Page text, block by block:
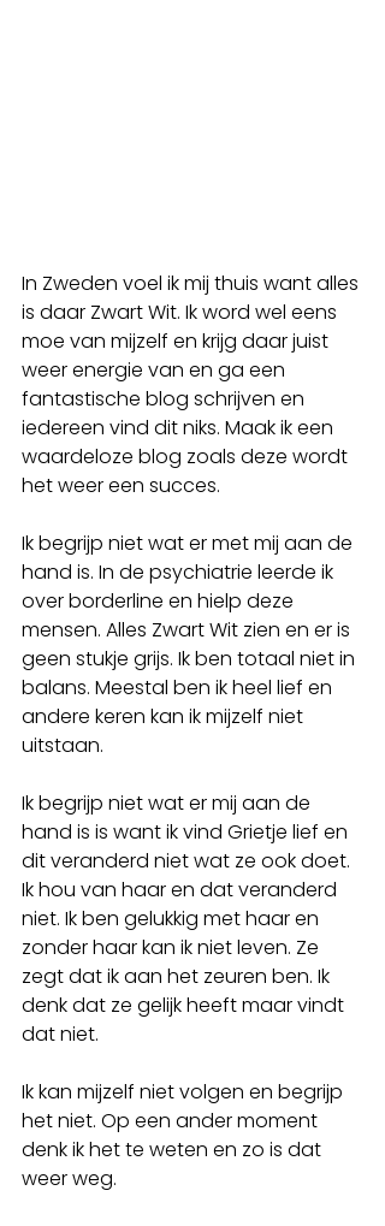
In Zweden voel ik mij thuis want alles
is daar Zwart Wit. Ik word wel eens
moe van mijzelf en krijg daar juist
weer energie van en ga een
fantastische blog schrijven en
iedereen vind dit niks. Maak ik een
waardeloze blog zoals deze wordt
het weer een succes.
Ik begrijp niet wat er met mij aan de
hand is. In de psychiatrie leerde ik
over borderline en hielp deze
mensen. Alles Zwart Wit zien en er is
geen stukje grijs. Ik ben totaal niet in
balans. Meestal ben ik heel lief en
andere keren kan ik mijzelf niet
uitstaan.
Ik begrijp niet wat er mij aan de
hand is is want ik vind Grietje lief en
dit veranderd niet wat ze ook doet.
Ik hou van haar en dat veranderd
niet. Ik ben gelukkig met haar en
zonder haar kan ik niet leven. Ze
zegt dat ik aan het zeuren ben. Ik
denk dat ze gelijk heeft maar vindt
dat niet.
Ik kan mijzelf niet volgen en begrijp
het niet. Op een ander moment
denk ik het te weten en zo is dat
weer weg.